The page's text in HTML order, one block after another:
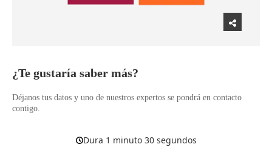
​¿Te gustaría saber más?
Déjanos tus datos y uno de nuestros expertos se pondrá en contacto
contigo.